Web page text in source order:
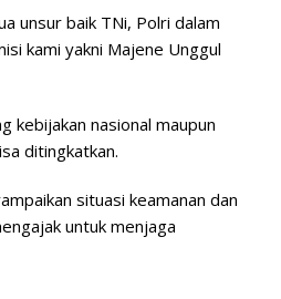
unsur baik TNi, Polri dalam
kami yakni Majene Unggul
kebijakan nasional maupun
ditingkatkan.
situasi keamanan dan
untuk menjaga